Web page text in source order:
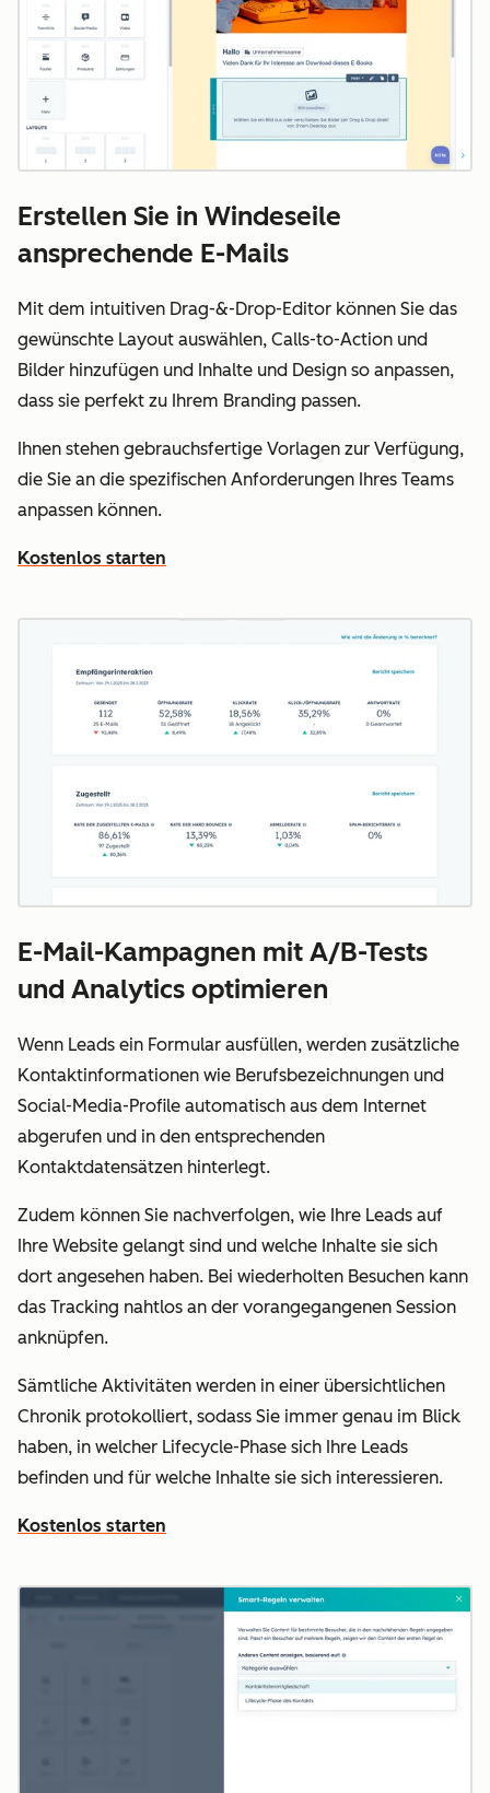
Erstellen Sie in Windeseile
ansprechende E-Mails
Mit dem intuitiven Drag-&-Drop-Editor können Sie das
gewünschte Layout auswählen, Calls-to-Action und
Bilder hinzufügen und Inhalte und Design so anpassen,
dass sie perfekt zu Ihrem Branding passen.
Ihnen stehen gebrauchsfertige Vorlagen zur Verfügung,
die Sie an die spezifischen Anforderungen Ihres Teams
anpassen können.
Kostenlos starten
E-Mail-Kampagnen mit A/B-Tests
und Analytics optimieren
Wenn Leads ein Formular ausfüllen, werden zusätzliche
Kontaktinformationen wie Berufsbezeichnungen und
Social-Media-Profile automatisch aus dem Internet
abgerufen und in den entsprechenden
Kontaktdatensätzen hinterlegt.
Zudem können Sie nachverfolgen, wie Ihre Leads auf
Ihre Website gelangt sind und welche Inhalte sie sich
dort angesehen haben. Bei wiederholten Besuchen kann
das Tracking nahtlos an der vorangegangenen Session
anknüpfen.
Sämtliche Aktivitäten werden in einer übersichtlichen
Chronik protokolliert, sodass Sie immer genau im Blick
haben, in welcher Lifecycle-Phase sich Ihre Leads
befinden und für welche Inhalte sie sich interessieren.
Kostenlos starten